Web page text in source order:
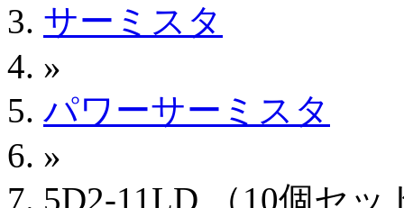
サーミスタ
»
パワーサーミスタ
»
5D2-11LD （10個セッ